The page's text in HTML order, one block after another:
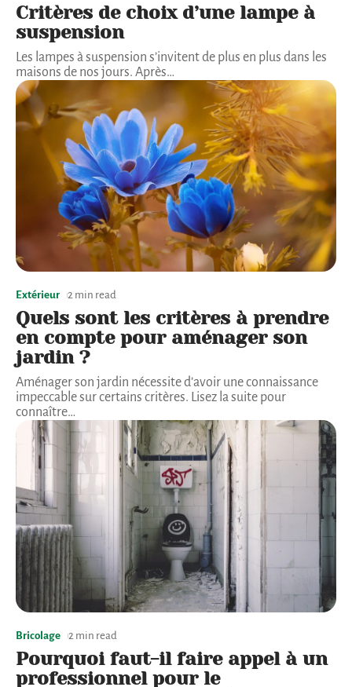
Critères de choix d’une lampe à
suspension
Les lampes à suspension s’invitent de plus en plus dans les
maisons de nos jours. Après…
Extérieur 2 min read
Quels sont les critères à prendre
en compte pour aménager son
jardin ?
Aménager son jardin nécessite d’avoir une connaissance
impeccable sur certains critères. Lisez la suite pour
connaître…
Bricolage 2 min read
Pourquoi faut-il faire appel à un
professionnel pour le